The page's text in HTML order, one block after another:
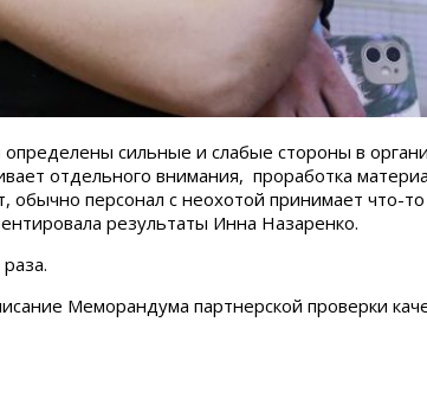
сильные и слабые стороны в
отдельного внимания, проработка
персонал с неохотой принимает что-
результаты Инна Назаренко.
Меморандума партнерской проверки